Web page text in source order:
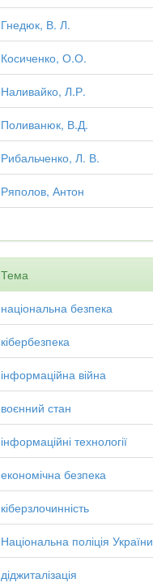
Гнедюк, В. Л.
Косиченко, О.О.
Наливайко, Л.Р.
Поливанюк, В.Д.
Рибальченко, Л. В.
Ряполов, Антон
Тема
національна безпека
кібербезпека
інформаційна війна
воєнний стан
інформаційні технології
економічна безпека
кіберзлочинність
Національна поліція України
діджиталізація